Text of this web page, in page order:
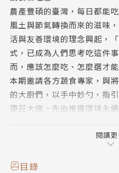
農產豐碩的臺灣，每日都能
風土與節氣轉換而來的滋味
活與友善環境的理念興起，
式，已成為人們思考吃這件
而，應該怎麼吃、怎麼選才
本期邀請各方蔬食專家，與
的大廚們，以手中妙勺，指
康莊大道。先由推廣環境永
森林小宇宙」許湘宜、王毓
要推手黃三龍博士，傳授好
談日常吃好蔬食對環境的影響
閱讀
目錄